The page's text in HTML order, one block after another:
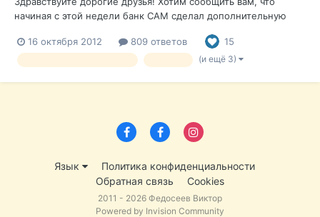
начиная с этой недели банк CAM сделал дополнительную
прямые агенты банка можем подобрать для вас жилье и
обеспечить эту скидку. Дома и квартиры от банка вы можете
16 октября 2012 809 ответов 15
(и ещё 3)
Язык
Политика конфиденциальности
Обратная связь
Cookies
2011 - 2026 Федосеев Виктор
Powered by Invision Community